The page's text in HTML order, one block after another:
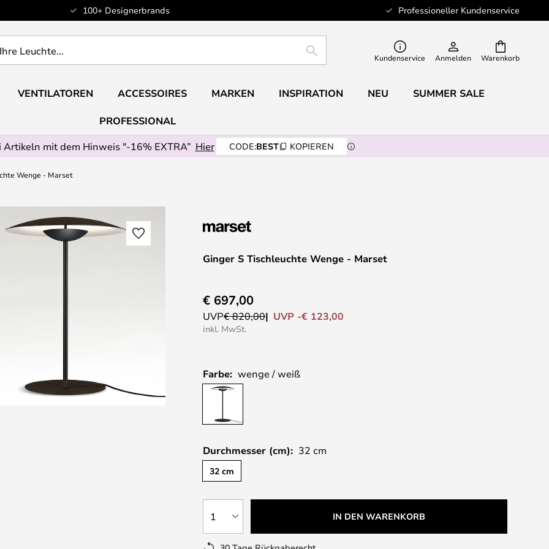
100+ Designerbrands Professioneller Kundenservice
Warenkorb
SUCHE Kundenservice Anmelden
VENTILATOREN ACCESSOIRES MARKEN INSPIRATION NEU SUMMER SALE
PROFESSIONAL
mit dem Hinweis "-16% EXTRA” Hier CODE:BEST KOPIEREN
Wenge - Marset
Ginger S Tischleuchte Wenge - Marset
€ 697,00
UVP€ 820,00 UVP -€ 123,00
inkl. MwSt.
Farbe: wenge / weiß
Durchmesser (cm): 32 cm
32 cm
1 IN DEN WARENKORB